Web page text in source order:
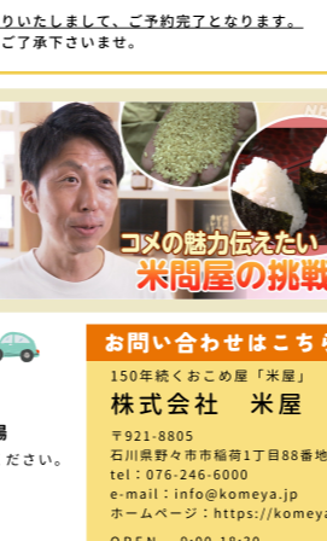
お買い物①
お米オンラインストアへご案内